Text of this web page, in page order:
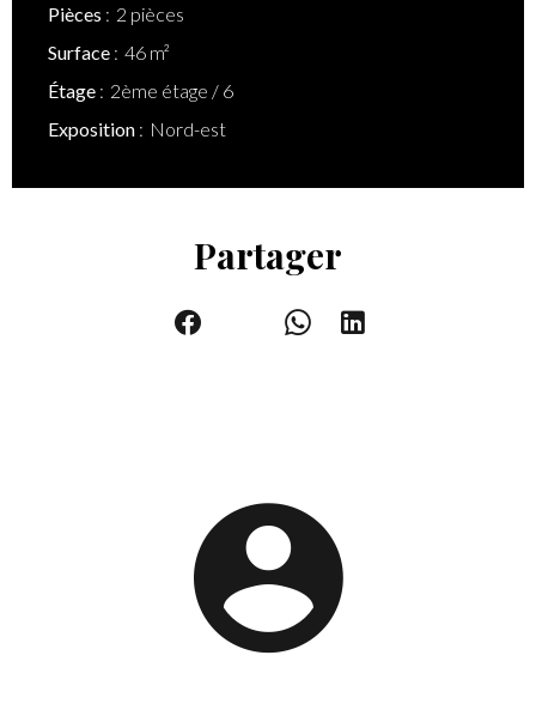
Pièces
2 pièces
Surface
46 m²
Étage
2ème étage / 6
Exposition
Nord-est
Partager